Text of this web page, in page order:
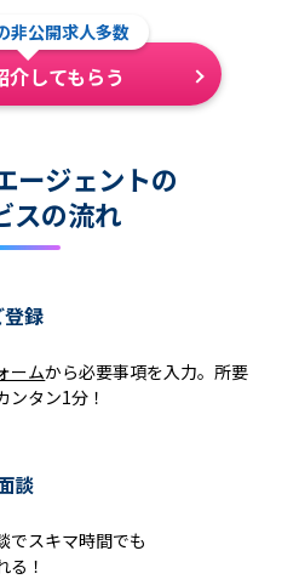
非公開求人多数
介してもらう
ージェントの
スの流れ
登録
ームから必要事項を入力。所要
ンタン1分！
談
でスキマ時間でも
る！